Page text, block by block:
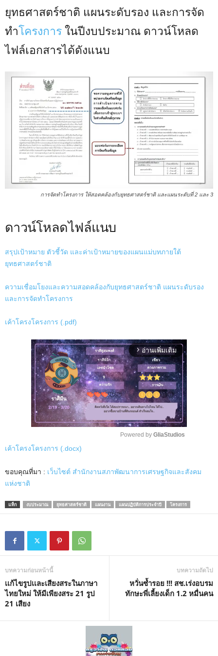
ยุทธศาสตร์ชาติ แผนระดับรอง และการจัด
ทำโครงการ ในปีงบประมาณ ดาวน์โหลด
ไฟล์เอกสารได้ดังแนบ
การจัดทำโครงการ ให้สอดคล้องกับยุทธศาสตร์ชาติ และแผนระดับที่ 2 และ 3
ดาวน์โหลดไฟล์แนบ
สรุปเป้าหมาย ตัวชี้วัด และค่าเป้าหมายของแผนแม่บทภายใต้
ยุทธศาสตร์ชาติ
ความเชื่อมโยงและความสอดคล้องกับยุทธศาสตร์ชาติ แผนระดับรอง
และการจัดทำโครงการ
เค้าโครงโครงการ (.pdf)
arrow_forward_ios อ่านเพิ่มเติม
t
Powered by GliaStudios
เค้าโครงโครงการ (.docx)
ขอบคุณที่มา : เว็บไซต์ สำนักงานสภาพัฒนาการเศรษฐกิจและสังคม
แห่งชาติ
แท็ก งบประมาณ ยุทธศาสตร์ชาติ แผนงาน แผนปฏิบัติการประจำปี โครงการ
บทความก่อนหน้านี้
เเก้ไขรูปเเละเสียงสระในภาษา
ไทยใหม่ ให้มีเพียงสระ 21 รูป
21 เสียง
บทความถัดไป
หวั่นซ้ำรอย !!! สช.เร่งอบรม
ทักษะพี่เลี้ยงเด็ก 1.2 หมื่นคน